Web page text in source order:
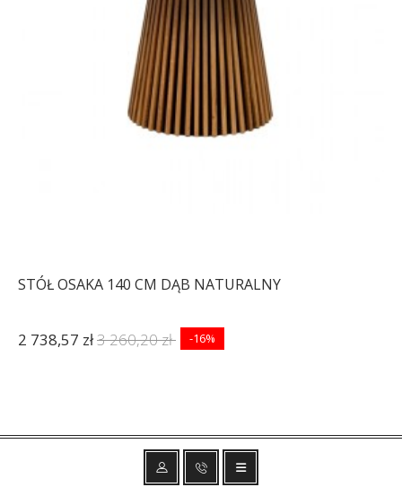
STÓŁ OSAKA 140 CM DĄB NATURALNY
2 738,57 zł3 260,20 zł -16%